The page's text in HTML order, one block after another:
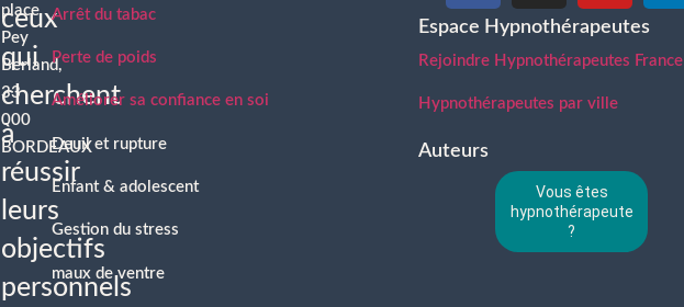
ceux
qui
cherchent
à
réussir
leurs
objectifs
personnels
place
Pey
Berland,
33
000
BORDEAUX
Arrêt du tabac
Perte de poids
Améliorer sa confiance en soi
Deuil et rupture
Enfant & adolescent
Gestion du stress
maux de ventre
Espace Hypnothérapeutes
Rejoindre Hypnothérapeutes France
Hypnothérapeutes par ville
Auteurs
Vous êtes
hypnothérapeute
?